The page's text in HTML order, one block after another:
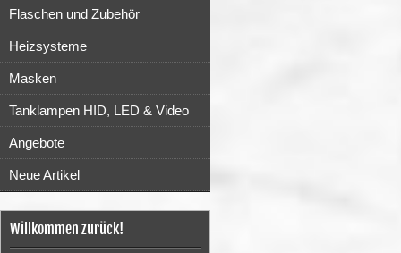
Flaschen und Zubehör
Heizsysteme
Masken
Tanklampen HID, LED & Video
Angebote
Neue Artikel
Willkommen zurück!